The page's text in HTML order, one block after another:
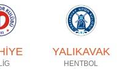
YALIKAVAK
HENTBOL